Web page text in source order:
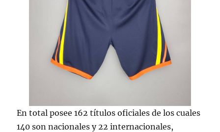
En total posee 162 títulos oficiales de los cuales
140 son nacionales y 22 internacionales,